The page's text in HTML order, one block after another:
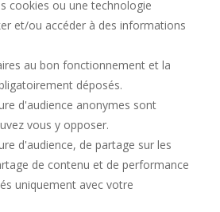
cookies ou une technologie
et/ou accéder à des informations
au bon fonctionnement et la
déposés.
d'audience anonymes sont
vous y opposer.
d'audience, de partage sur les
de contenu et de performance
uniquement avec votre